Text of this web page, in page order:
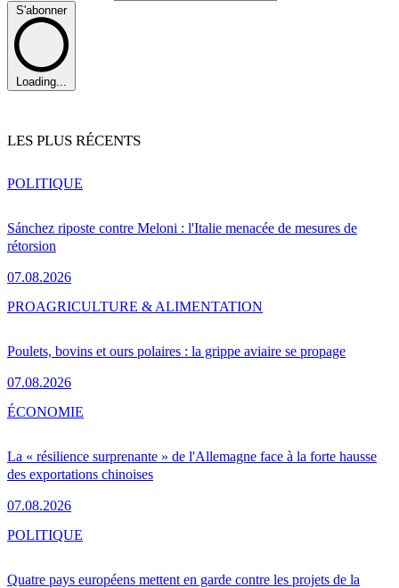
S'abonner
Loading...
LES PLUS RÉCENTS
Sánchez riposte contre Meloni : l'Italie menacée de mesures de
rétorsion
07.08.2026
POLITIQUE
Poulets, bovins et ours polaires : la grippe aviaire se propage
07.08.2026
PROAGRICULTURE & ALIMENTATION
La « résilience surprenante » de l'Allemagne face à la forte hausse
des exportations chinoises
07.08.2026
ÉCONOMIE
Quatre pays européens mettent en garde contre les projets de la
POLITIQUE